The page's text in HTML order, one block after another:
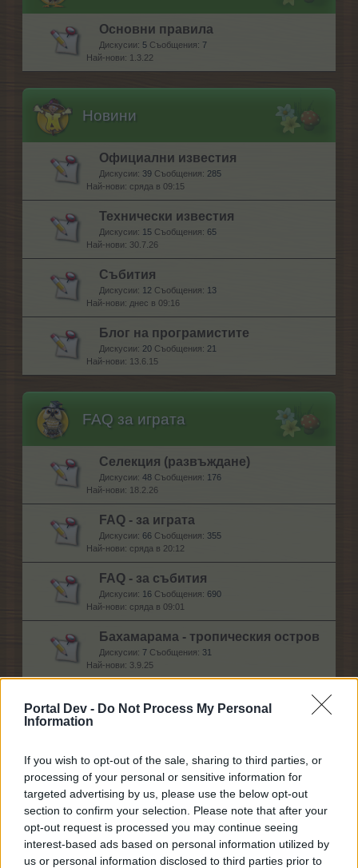
Portal Dev - Do Not Process My Personal
Information
If you wish to opt-out of the sale, sharing to third parties, or
processing of your personal or sensitive information for
targeted advertising by us, please use the below opt-out
section to confirm your selection. Please note that after your
opt-out request is processed you may continue seeing
interest-based ads based on personal information utilized by
us or personal information disclosed to third parties prior to
Основни правила
Дискусии: 5 Съобщения: 7
1.3.22
Новини
Официални известия
Дискусии: 39 Съобщения: 285
сряда в 09:15
Технически известия
Дискусии: 15 Съобщения: 65
30.7.26
Събития
Дискусии: 12 Съобщения: 13
днес в 09:16
Блог на програмистите
Дискусии: 20 Съобщения: 21
13.6.15
FAQ за играта
Селекция (развъждане)
Дискусии: 48 Съобщения: 176
18.2.26
FAQ - за играта
Дискусии: 66 Съобщения: 355
сряда в 20:12
FAQ - за събития
Дискусии: 16 Съобщения: 690
сряда в 09:01
Бахамарама - тропическия остров
Дискусии: 7 Съобщения: 31
3.9.25
Дискусии: 8 Съобщения: 48
Помощ
Общи проблеми
Дискусии: 278
2,410
вчера в 15:39